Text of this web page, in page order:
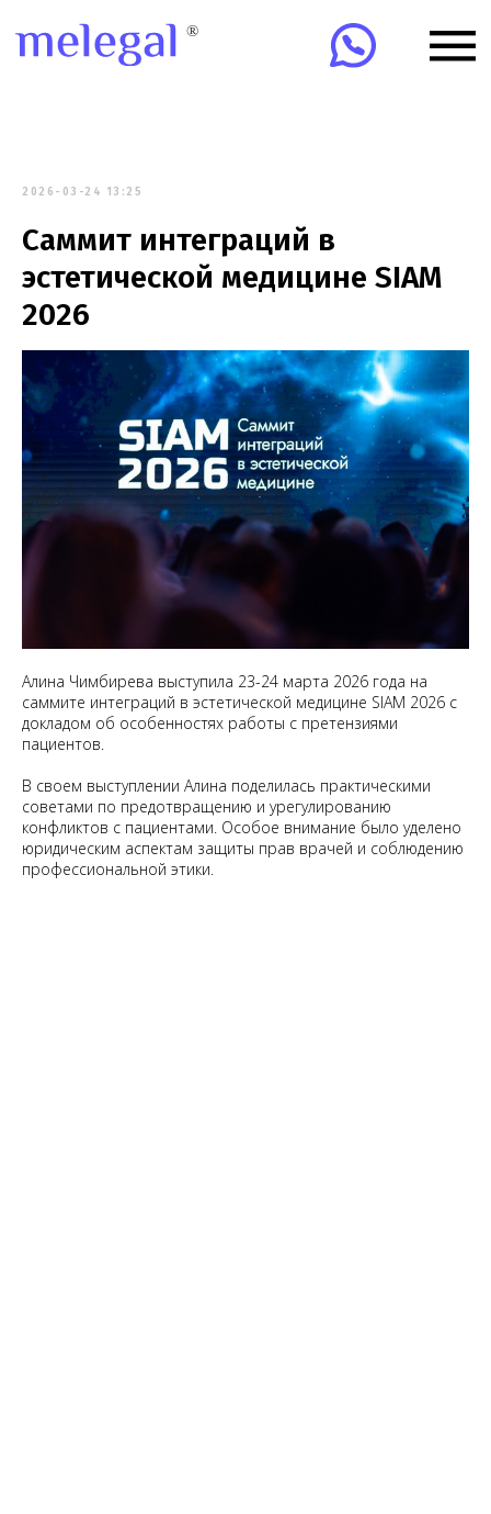
2026-03-24 13:25
Саммит интеграций в
эстетической медицине SIAM
2026
Алина Чимбирева выступила 23-24 марта 2026 года на
саммите интеграций в эстетической медицине SIAM 2026 с
докладом об особенностях работы с претензиями
пациентов.
В своем выступлении Алина поделилась практическими
советами по предотвращению и урегулированию
конфликтов с пациентами. Особое внимание было уделено
юридическим аспектам защиты прав врачей и соблюдению
профессиональной этики.